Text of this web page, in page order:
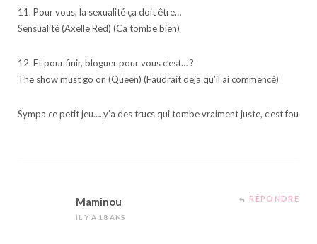
11. Pour vous, la sexualité ça doit être…
Sensualité (Axelle Red) (Ca tombe bien)
12. Et pour finir, bloguer pour vous c’est… ?
The show must go on (Queen) (Faudrait deja qu’il ai commencé)
Sympa ce petit jeu…..y’a des trucs qui tombe vraiment juste, c’est fou
Maminou
IL Y A 18 ANS
RÉPONDRE